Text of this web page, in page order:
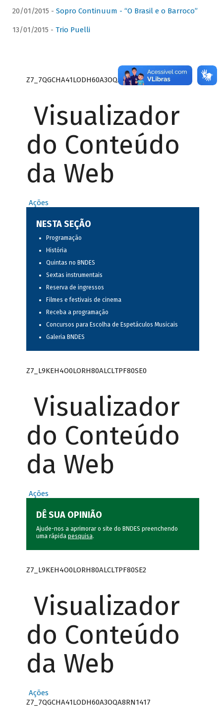
20/01/2015 - Sopro Continuum - “O Brasil e o Barroco”
13/01/2015 - Trio Puelli
Z7_7QGCHA41LODH60A3OQA8RN1415
Visualizador
do Conteúdo
da Web
Ações
NESTA SEÇÃO
Programação
História
Quintas no BNDES
Sextas instrumentais
Reserva de ingressos
Filmes e festivais de cinema
Receba a programação
Concursos para Escolha de Espetáculos Musicais
Galeria BNDES
Z7_L9KEH4O0LORH80ALCLTPF80SE0
Visualizador
do Conteúdo
da Web
Ações
DÊ SUA OPINIÃO
Ajude-nos a aprimorar o site do BNDES preenchendo
uma rápida pesquisa.
Z7_L9KEH4O0LORH80ALCLTPF80SE2
Visualizador
do Conteúdo
da Web
Ações
Z7_7QGCHA41LODH60A3OQA8RN1417